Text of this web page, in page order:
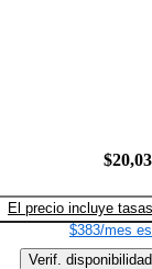
El precio incluye tasas
$383/mes
Verif. disponibilidad